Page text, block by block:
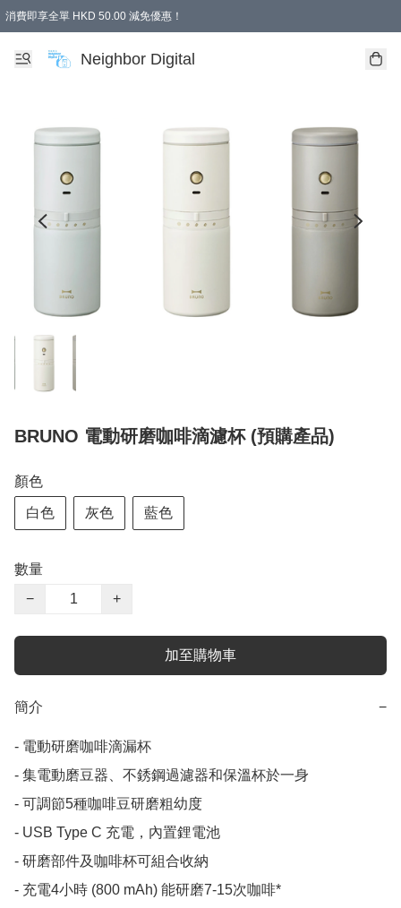
消費即享全單 HKD 50.00 減免優惠！
Neighbor Digital
BRUNO 電動研磨咖啡滴濾杯 (預購產品)
顏色
白色 灰色 藍色
數量
−
+
加至購物車
簡介 −
- 電動研磨咖啡滴漏杯
- 集電動磨豆器、不銹鋼過濾器和保溫杯於一身
- 可調節5種咖啡豆研磨粗幼度
- USB Type C 充電，內置鋰電池
- 研磨部件及咖啡杯可組合收納
- 充電4小時 (800 mAh) 能研磨7-15次咖啡*